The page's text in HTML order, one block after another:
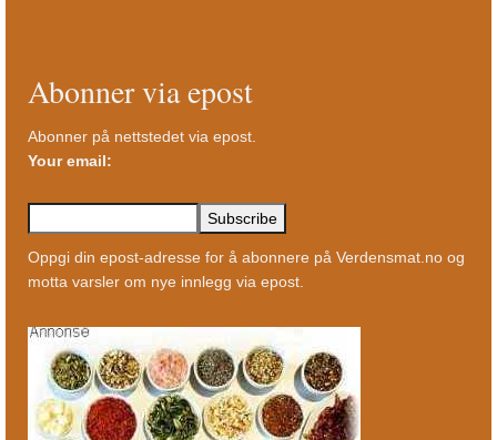
Abonner via epost
Abonner på nettstedet via epost.
Your email:
Oppgi din epost-adresse for å abonnere på Verdensmat.no og
motta varsler om nye innlegg via epost.